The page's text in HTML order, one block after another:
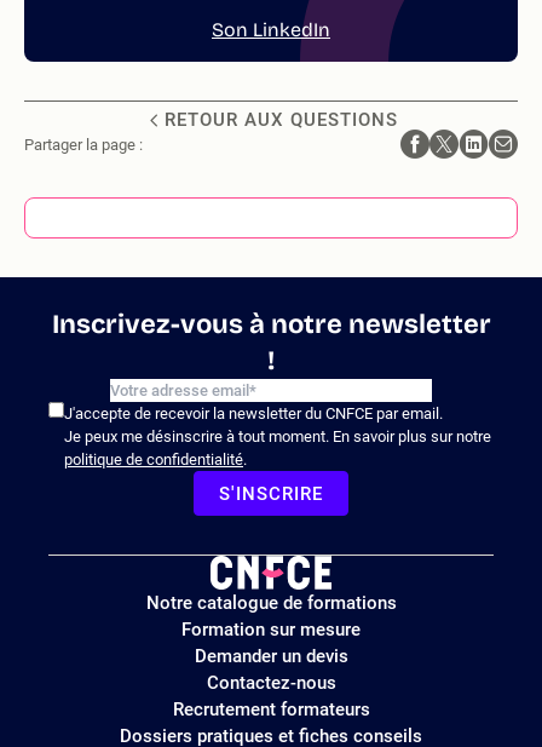
Son LinkedIn
RETOUR AUX QUESTIONS
Partager la page :
Inscrivez-vous à notre newsletter
!
J'accepte de recevoir la newsletter du CNFCE par email.
Je peux me désinscrire à tout moment. En savoir plus sur notre
politique de confidentialité.
S'INSCRIRE
Logo
site
Notre catalogue de formations
Formation sur mesure
Demander un devis
Contactez-nous
Recrutement formateurs
Dossiers pratiques et fiches conseils